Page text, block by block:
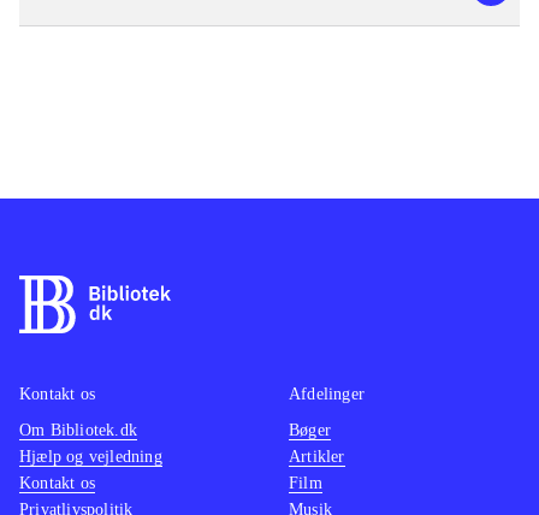
Kontakt os
Om Bibliotek.dk
Hjælp og vejledning
Kontakt os
Privatlivspolitik
Afdelinger
Bøger
Artikler
Film
Musik